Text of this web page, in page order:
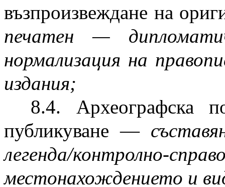
възпроизвеждане на
печатен —
нормализация на
издания;
8.4. Археографска
публикуване —
легенда/контролно-
местонахождението и